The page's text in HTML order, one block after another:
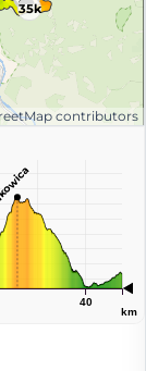
35k
contributors
40
km